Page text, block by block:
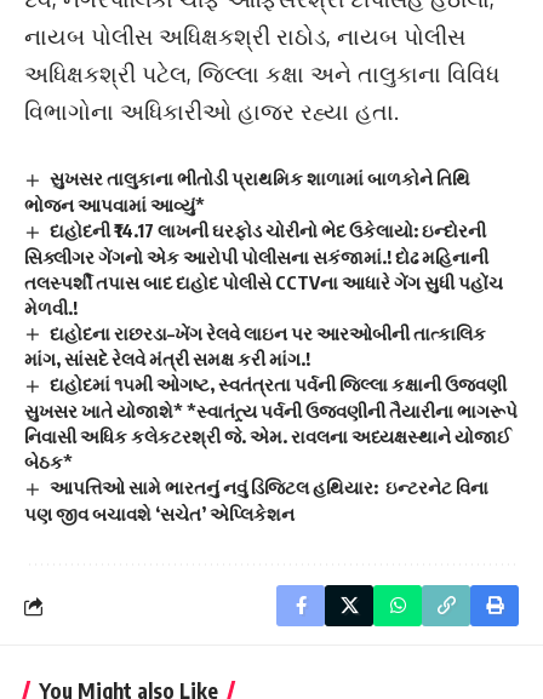
નાયબ પોલીસ અધિક્ષકશ્રી રાઠોડ, નાયબ પોલીસ
અધિક્ષકશ્રી પટેલ, જિલ્લા કક્ષા અને તાલુકાના વિવિધ
વિભાગોના અધિકારીઓ હાજર રહ્યા હતા.
સુખસર તાલુકાના ભીતોડી પ્રાથમિક શાળામાં બાળકોને તિથિ
ભોજન આપવામાં આવ્યું*
દાહોદની ₹14.17 લાખની ઘરફોડ ચોરીનો ભેદ ઉકેલાયો: ઇન્દોરની
સિક્લીગર ગેંગનો એક આરોપી પોલીસના સકંજામાં.! દોઢ મહિનાની
તલસ્પર્શી તપાસ બાદ દાહોદ પોલીસે CCTVના આધારે ગેંગ સુધી પહોંચ
મેળવી.!
દાહોદના રાછરડા–ખેંગ રેલવે લાઇન પર આરઓબીની તાત્કાલિક
માંગ, સાંસદે રેલવે મંત્રી સમક્ષ કરી માંગ.!
દાહોદમાં ૧૫મી ઓગષ્ટ, સ્વતંત્રતા પર્વની જિલ્લા કક્ષાની ઉજવણી
સુખસર ખાતે યોજાશે* *સ્વાતંત્ર્ય પર્વની ઉજવણીની તૈયારીના ભાગરૂપે
નિવાસી અધિક કલેકટરશ્રી જે. એમ. રાવલના અધ્યક્ષસ્થાને યોજાઈ
બેઠક*
આપત્તિઓ સામે ભારતનું નવું ડિજિટલ હથિયાર: ઇન્ટરનેટ વિના
પણ જીવ બચાવશે ‘સચેત’ એપ્લિકેશન
You Might also Like